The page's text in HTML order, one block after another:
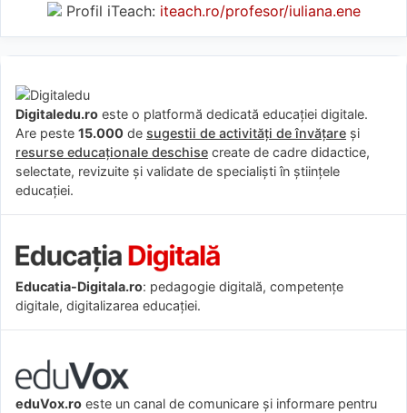
Profil iTeach: iteach.ro/profesor/iuliana.ene
Digitaledu.ro este o platformă dedicată educației digitale.
Are peste 15.000 de sugestii de activități de învățare și
resurse educaționale deschise create de cadre didactice,
selectate, revizuite și validate de specialiști în științele
educației.
Educatia-Digitala.ro: pedagogie digitală, competențe
digitale, digitalizarea educației.
eduVox.ro este un canal de comunicare și informare pentru